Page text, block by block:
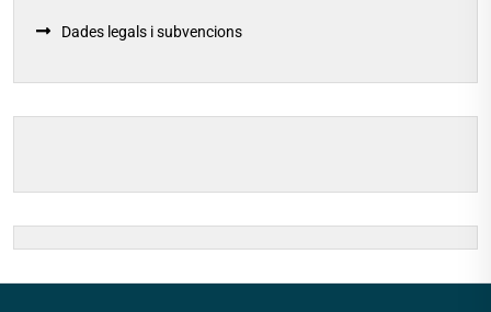
Dades legals i subvencions